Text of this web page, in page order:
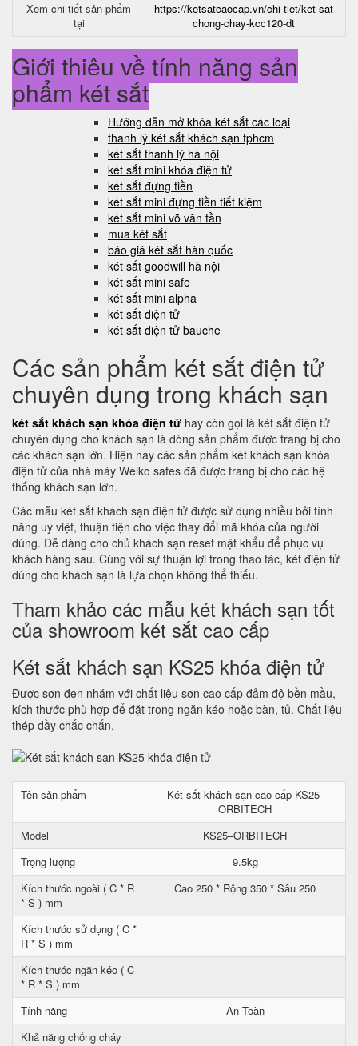
Xem chi tiết sản phẩm
tại
https://ketsatcaocap.vn/chi-tiet/ket-sat-
chong-chay-kcc120-dt
Giới thiệu về tính năng sản
phẩm két sắt
Hướng dẫn mở khóa két sắt các loại
thanh lý két sắt khách sạn tphcm
két sắt thanh lý hà nội
két sắt mini khóa điện tử
két sắt đựng tiền
két sắt mini đựng tiền tiết kiệm
két sắt mini võ văn tần
mua két sắt
báo giá két sắt hàn quốc
két sắt goodwill hà nội
két sắt mini safe
két sắt mini alpha
két sắt điện tử
két sắt điện tử bauche
Các sản phẩm két sắt điện tử
chuyên dụng trong khách sạn
két sắt khách sạn khóa điện tử hay còn gọi là két sắt điện tử
chuyên dụng cho khách sạn là dòng sản phẩm được trang bị cho
các khách sạn lớn. Hiện nay các sản phẩm két khách sạn khóa
điện tử của nhà máy Welko safes đã được trang bị cho các hệ
thống khách sạn lớn.
Các mẫu két sắt khách sạn điện tử được sử dụng nhiều bởi tính
năng uy việt, thuận tiện cho việc thay đổi mã khóa của người
dùng. Dễ dàng cho chủ khách sạn reset mật khẩu để phục vụ
khách hàng sau. Cùng với sự thuận lợi trong thao tác, két điện tử
dùng cho khách sạn là lựa chọn không thể thiếu.
Tham khảo các mẫu két khách sạn tốt
của showroom két sắt cao cấp
Két sắt khách sạn KS25 khóa điện tử
Được sơn đen nhám với chất liệu sơn cao cấp đảm độ bền mầu,
kích thước phù hợp để đặt trong ngăn kéo hoặc bàn, tủ. Chất liệu
thép dầy chắc chắn.
Tên sản phẩm
Két sắt khách sạn cao cấp KS25-
ORBITECH
Model
KS25–ORBITECH
Trọng lượng
9.5kg
Kích thước ngoài ( C * R
* S ) mm
Cao 250 * Rộng 350 * Sâu 250
Kích thước sử dụng ( C *
R * S ) mm
Kích thước ngăn kéo ( C
* R * S ) mm
Tính năng
An Toàn
Khả năng chống cháy